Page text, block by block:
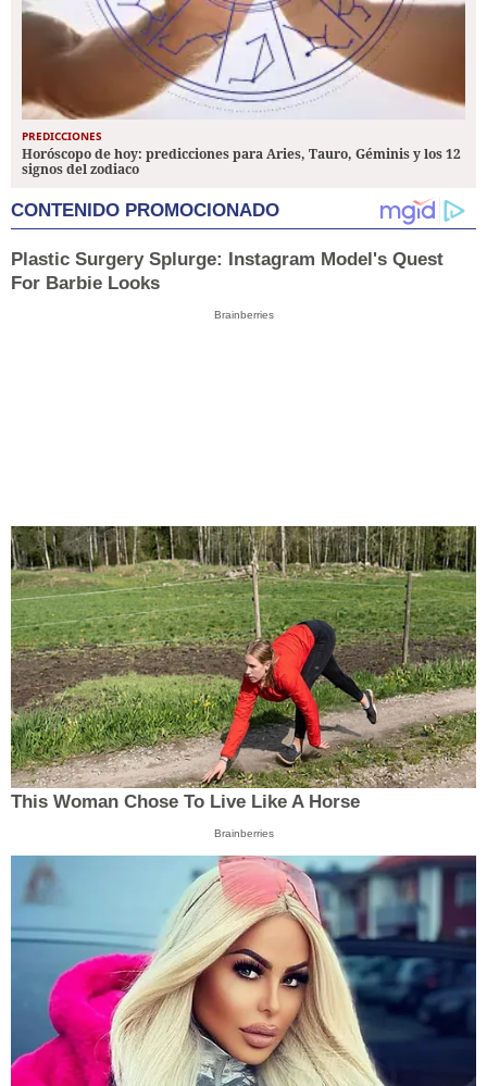
PREDICCIONES
Horóscopo de hoy: predicciones para Aries, Tauro, Géminis y los 12
signos del zodiaco
CONTENIDO PROMOCIONADO
Plastic Surgery Splurge: Instagram Model's Quest
For Barbie Looks
Brainberries
This Woman Chose To Live Like A Horse
Brainberries